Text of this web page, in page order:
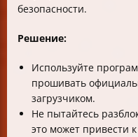
безопасности.
Решение:
Используйте
прошивать
загрузчиком.
Не пытайтесь
это может привести